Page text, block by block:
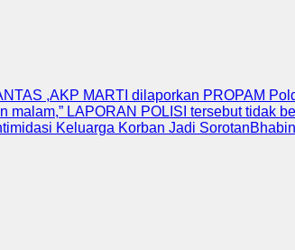
,AKP MARTI dilaporkan PROPAM
malam,” LAPORAN POLISI tersebut tidak
Keluarga Korban Jadi Sorotan